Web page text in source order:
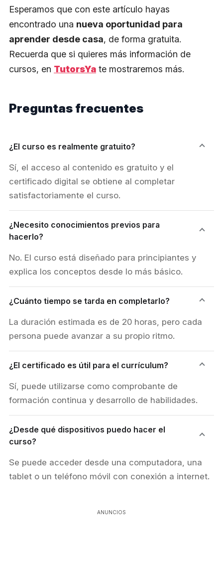
Esperamos que con este artículo hayas
encontrado una nueva oportunidad para
aprender desde casa, de forma gratuita.
Recuerda que si quieres más información de
cursos, en TutorsYa te mostraremos más.
Preguntas frecuentes
¿El curso es realmente gratuito?
Sí, el acceso al contenido es gratuito y el
certificado digital se obtiene al completar
satisfactoriamente el curso.
¿Necesito conocimientos previos para
hacerlo?
No. El curso está diseñado para principiantes y
explica los conceptos desde lo más básico.
¿Cuánto tiempo se tarda en completarlo?
La duración estimada es de 20 horas, pero cada
persona puede avanzar a su propio ritmo.
¿El certificado es útil para el currículum?
Sí, puede utilizarse como comprobante de
formación continua y desarrollo de habilidades.
¿Desde qué dispositivos puedo hacer el
curso?
Se puede acceder desde una computadora, una
tablet o un teléfono móvil con conexión a internet.
ANUNCIOS